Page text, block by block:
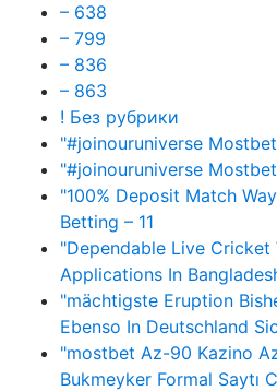
– 638
– 799
– 836
– 863
! Без рубрики
"#joinouruniverse
"#joinouruniverse
"100% Deposit Match
Betting – 11
"Dependable Live Cricket
Applications In
"mächtigste Eruption
Ebenso In Deutschland
"mostbet Az-90 Kazino
Bukmeyker Formal Saytı